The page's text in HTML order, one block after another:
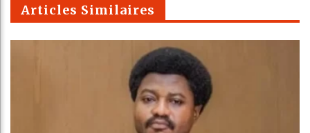
Articles Similaires